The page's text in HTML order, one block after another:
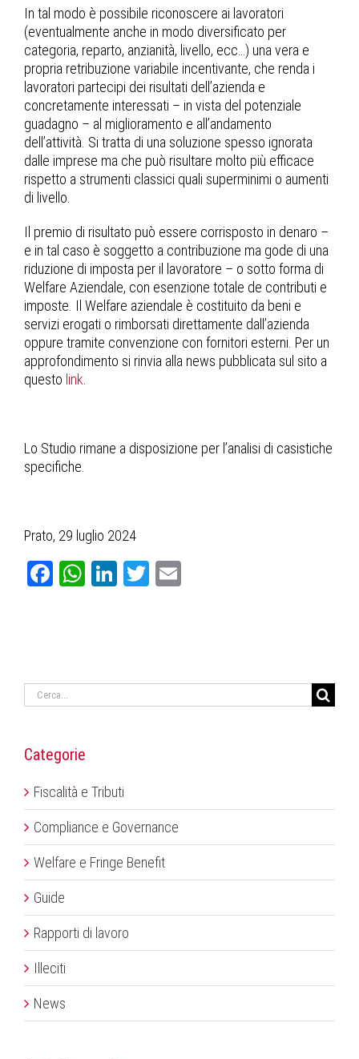
In tal modo è possibile riconoscere ai lavoratori
(eventualmente anche in modo diversificato per
categoria, reparto, anzianità, livello, ecc…) una vera e
propria retribuzione variabile incentivante, che renda i
lavoratori partecipi dei risultati dell’azienda e
concretamente interessati – in vista del potenziale
guadagno – al miglioramento e all’andamento
dell’attività. Si tratta di una soluzione spesso ignorata
dalle imprese ma che può risultare molto più efficace
rispetto a strumenti classici quali superminimi o aumenti
di livello.
Il premio di risultato può essere corrisposto in denaro –
e in tal caso è soggetto a contribuzione ma gode di una
riduzione di imposta per il lavoratore – o sotto forma di
Welfare Aziendale, con esenzione totale de contributi e
imposte. Il Welfare aziendale è costituito da beni e
servizi erogati o rimborsati direttamente dall’azienda
oppure tramite convenzione con fornitori esterni. Per un
approfondimento si rinvia alla news pubblicata sul sito a
questo link.
Lo Studio rimane a disposizione per l’analisi di casistiche
specifiche.
Prato, 29 luglio 2024
Facebook
WhatsApp
LinkedIn
Twitter
Cerca
per:
Categorie
Fiscalità e Tributi
Compliance e Governance
Welfare e Fringe Benefit
Guide
Rapporti di lavoro
Illeciti
News